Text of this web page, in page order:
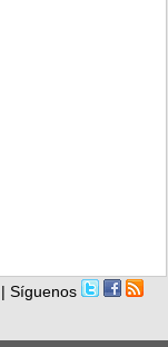
| Síguenos